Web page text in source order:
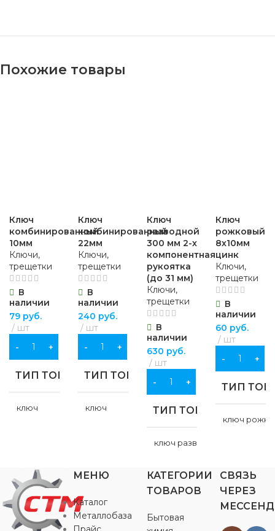
Похожие товары
Ключ
комбинированный
10мм
Ключи,
трещетки
В
наличии
79 руб.
шт
ТИП ТОВАРА
ключ
для хозяйственно-
бытовых нужд
Ключ
комбинированный
22мм
Ключи,
трещетки
В
наличии
240 руб.
шт
ТИП ТОВАРА
ключ
для хозяйственно-
Ключ
разводной
300 мм 2-х
компонентная
рукоятка
(до 31 мм)
Ключи,
трещетки
В
наличии
630 руб.
шт
ТИП ТОВАРА
ключ разводной
НАЗНАЧЕНИЕ
для хозяйственно-
бытовых нужд
Ключ
рожковый
8х10мм
цинк
Ключи,
трещетки
В
наличии
60 руб.
шт
ТИП
ключ
для
бытовых
МЕНЮ
Каталог
Металлобаза
КАТЕГОРИИ
ТОВАРОВ
Бытовая
СВЯЗЬ
ЧЕРЕЗ